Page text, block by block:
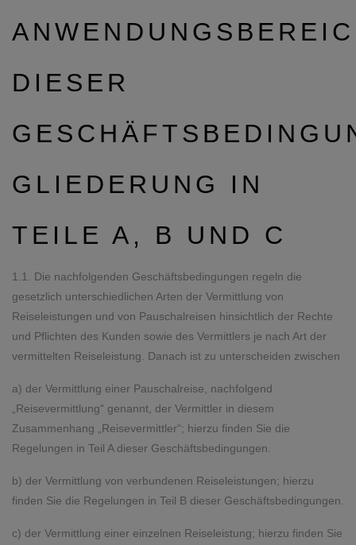
DIESER
GLIEDERUNG IN
TEILE A, B UND C
1.1. Die nachfolgenden Geschäftsbedingungen regeln die
gesetzlich unterschiedlichen Arten der Vermittlung von
Reiseleistungen und von Pauschalreisen hinsichtlich der Rechte
und Pflichten des Kunden sowie des Vermittlers je nach Art der
vermittelten Reiseleistung. Danach ist zu unterscheiden zwischen
a) der Vermittlung einer Pauschalreise, nachfolgend
„Reisevermittlung“ genannt, der Vermittler in diesem
Zusammenhang „Reisevermittler“; hierzu finden Sie die
Regelungen in Teil A dieser Geschäftsbedingungen.
b) der Vermittlung von verbundenen Reiseleistungen; hierzu
finden Sie die Regelungen in Teil B dieser Geschäftsbedingungen.
c) der Vermittlung einer einzelnen Reiseleistung; hierzu finden Sie